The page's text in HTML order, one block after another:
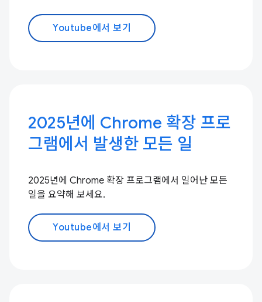
Youtube에서 보기
2025년에 Chrome 확장 프로
그램에서 발생한 모든 일
2025년에 Chrome 확장 프로그램에서 일어난 모든
일을 요약해 보세요.
Youtube에서 보기